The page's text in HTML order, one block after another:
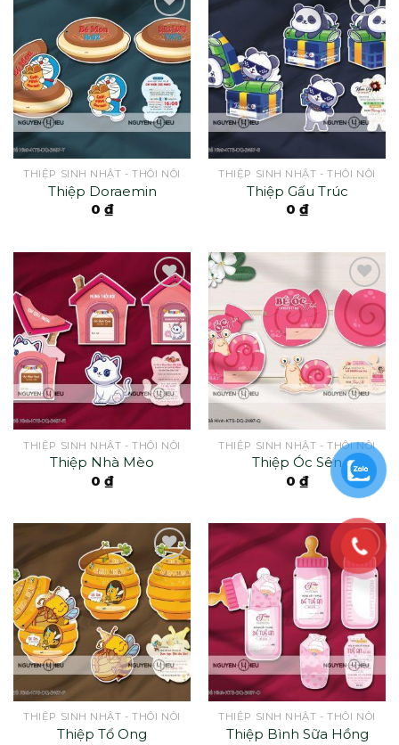
THIỆP SINH NHẬT - THÔI NÔI
Thiệp Doraemin
0 ₫
THIỆP SINH NHẬT - THÔI NÔI
Thiệp Gấu Trúc
0 ₫
THIỆP SINH NHẬT - THÔI NÔI
Thiệp Nhà Mèo
0 ₫
THIỆP SINH NHẬT - THÔI NÔI
Thiệp Óc Sên
0 ₫
THIỆP SINH NHẬT - THÔI NÔI
Thiệp Tổ Ong
THIỆP SINH NHẬT - THÔI NÔI
Thiệp Bình Sữa Hồng